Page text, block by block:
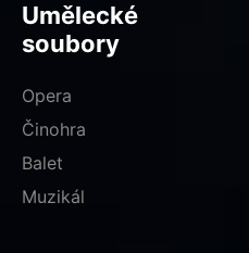
Umělecké
soubory
Opera
Činohra
Balet
Muzikál